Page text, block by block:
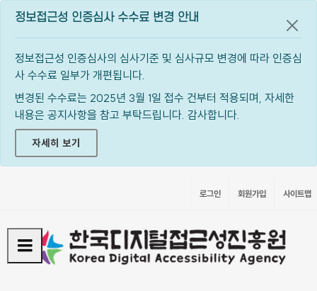
정보접근성 인증심사 수수료 변경 안내
정보접근성 인증심사의 심사기준 및 심사규모 변경에 따라 인증심
사 수수료 일부가 개편됩니다.
변경된 수수료는 2025년 3월 1일 접수 건부터 적용되며, 자세한
내용은 공지사항을 참고 부탁드립니다. 감사합니다.
자세히 보기
공지
로그인 회원가입 사이트맵